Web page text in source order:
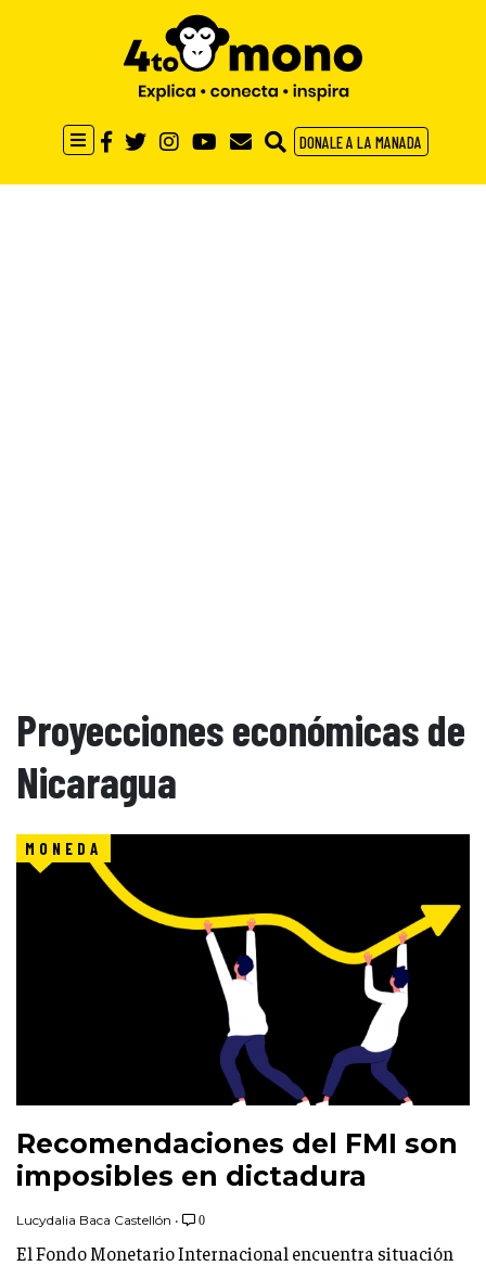
DONALE A LA MANADA
Proyecciones económicas de
Nicaragua
MONEDA
Recomendaciones del FMI son
imposibles en dictadura
Lucydalia Baca Castellón • 0
El Fondo Monetario Internacional encuentra situación